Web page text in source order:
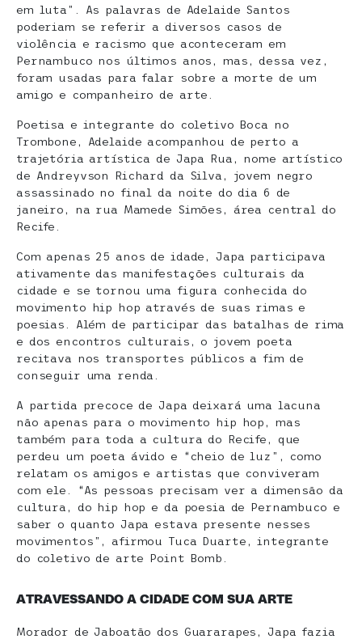
em luta”. As palavras de Adelaide Santos
poderiam se referir a diversos casos de
violência e racismo que aconteceram em
Pernambuco nos últimos anos, mas, dessa vez,
foram usadas para falar sobre a morte de um
amigo e companheiro de arte.
Poetisa e integrante do coletivo Boca no
Trombone, Adelaide acompanhou de perto a
trajetória artística de Japa Rua, nome artístico
de Andreyvson Richard da Silva, jovem negro
assassinado no final da noite do dia 6 de
janeiro, na rua Mamede Simões, área central do
Recife.
Com apenas 25 anos de idade, Japa participava
ativamente das manifestações culturais da
cidade e se tornou uma figura conhecida do
movimento hip hop através de suas rimas e
poesias. Além de participar das batalhas de rima
e dos encontros culturais, o jovem poeta
recitava nos transportes públicos a fim de
conseguir uma renda.
A partida precoce de Japa deixará uma lacuna
não apenas para o movimento hip hop, mas
também para toda a cultura do Recife, que
perdeu um poeta ávido e “cheio de luz”, como
relatam os amigos e artistas que conviveram
com ele. “As pessoas precisam ver a dimensão da
cultura, do hip hop e da poesia de Pernambuco e
saber o quanto Japa estava presente nesses
movimentos”, afirmou Tuca Duarte, integrante
do coletivo de arte Point Bomb.
ATRAVESSANDO A CIDADE COM SUA ARTE
Morador de Jaboatão dos Guararapes, Japa fazia